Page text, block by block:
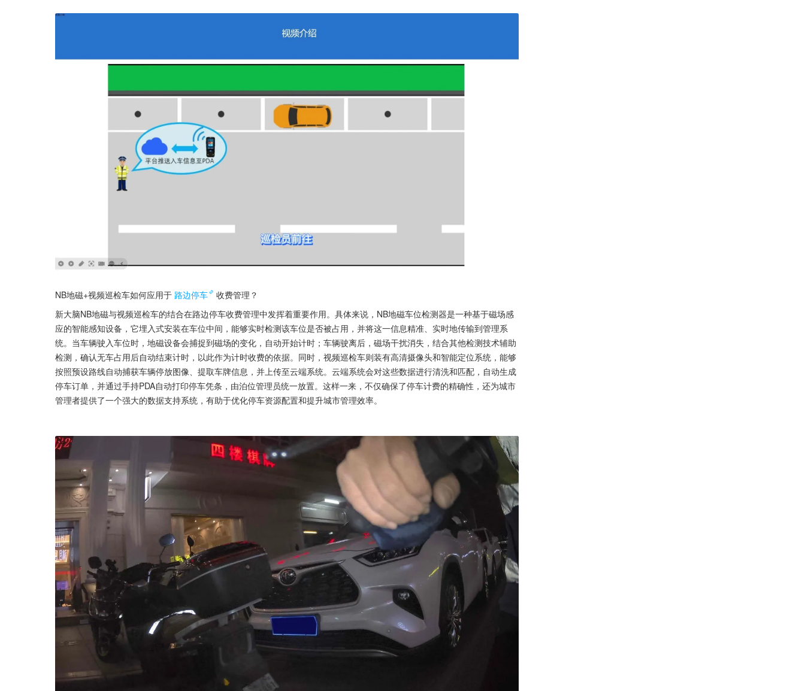
NB地磁+视频巡检车如何应用于 路边停车
收费管理？
新大脑NB地磁与视频巡检车的结合在路边停车收费管理中发挥着重要作用。具体来说，NB地磁车位检测器是一种基于磁场感
应的智能感知设备，它埋入式安装在车位中间，能够实时检测该车位是否被占用，并将这一信息精准、实时地传输到管理系
统。当车辆驶入车位时，地磁设备会捕捉到磁场的变化，自动开始计时；车辆驶离后，磁场干扰消失，结合其他检测技术辅助
检测，确认无车占用后自动结束计时，以此作为计时收费的依据。同时，视频巡检车则装有高清摄像头和智能定位系统，能够
按照预设路线自动捕获车辆停放图像、提取车牌信息，并上传至云端系统。云端系统会对这些数据进行清洗和匹配，自动生成
停车订单，并通过手持PDA自动打印停车凭条，由泊位管理员统一放置。这样一来，不仅确保了停车计费的精确性，还为城市
管理者提供了一个强大的数据支持系统，有助于优化停车资源配置和提升城市管理效率。